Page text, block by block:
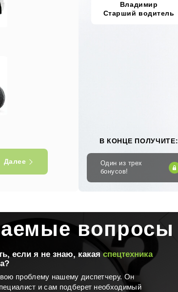
Далее
Владимир
Старший водитель
В КОНЦЕ ПОЛУЧИТЕ:
Один из трех
бонусов!
вопросы
если я не знаю, какаяспецтехника
проблему нашему диспетчеру. Он
и сам подберет необходимый